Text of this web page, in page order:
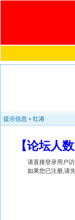
提示信息 » 红港
【论坛人
请直接登录用户
如果您已注册,请